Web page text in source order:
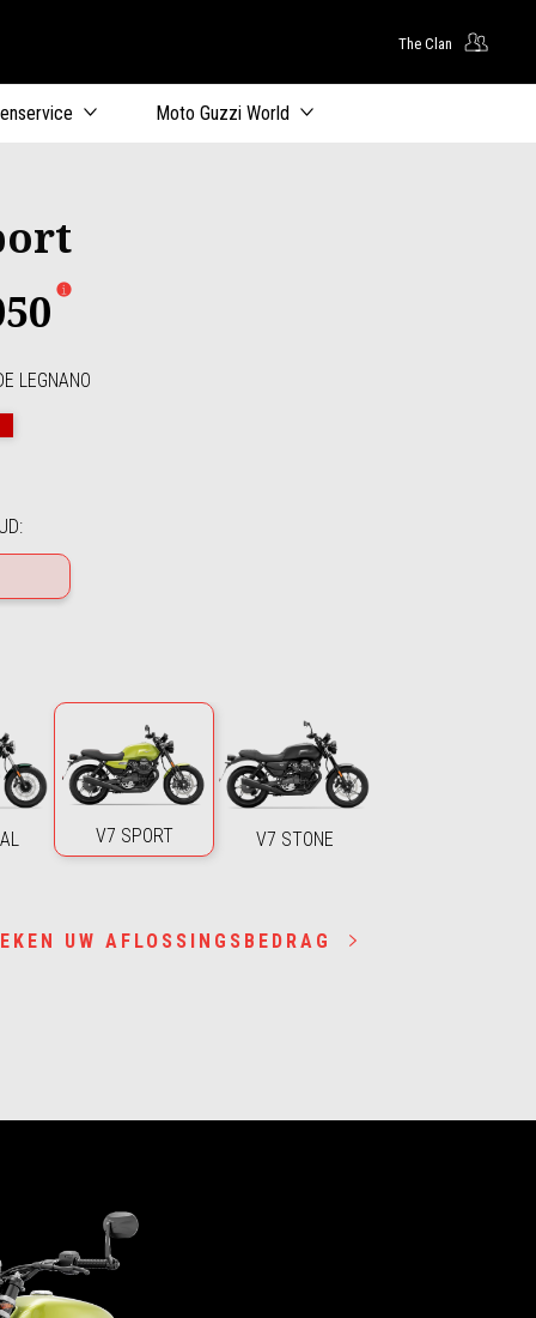
The Clan
Moto Guzzi World
LEGNANO
:
V7 SPORT V7 STONE
UW AFLOSSINGSBEDRAG